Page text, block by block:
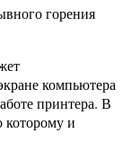
горения
компьютера
принтера. В
которому и